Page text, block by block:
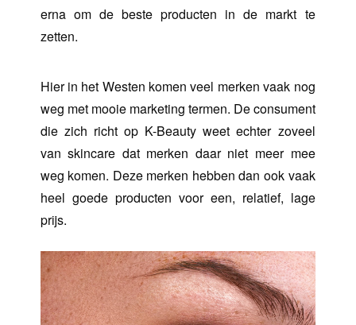
erna om de beste producten in de markt te
zetten.
Hier in het Westen komen veel merken vaak nog
weg met mooie marketing termen. De consument
die zich richt op K-Beauty weet echter zoveel
van skincare dat merken daar niet meer mee
weg komen. Deze merken hebben dan ook vaak
heel goede producten voor een, relatief, lage
prijs.